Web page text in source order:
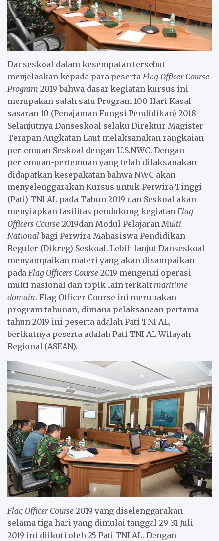
Danseskoal dalam kesempatan tersebut
menjelaskan kepada para peserta Flag Officer Course
Program 2019 bahwa dasar kegiatan kursus ini
merupakan salah satu Program 100 Hari Kasal
sasaran 10 (Penajaman Fungsi Pendidikan) 2018.
Selanjutnya Danseskoal selaku Direktur Magister
Terapan Angkatan Laut melaksanakan rangkaian
pertemuan Seskoal dengan U.S.NWC. Dengan
pertemuan-pertemuan yang telah dilaksanakan
didapatkan kesepakatan bahwa NWC akan
menyelenggarakan Kursus untuk Perwira Tinggi
(Pati) TNI AL pada Tahun 2019 dan Seskoal akan
menyiapkan fasilitas pendukung kegiatan Flag
Officers Course 2019dan Modul PelajaranMulti
Nationalbagi Perwira Mahasiswa Pendidikan
Reguler (Dikreg) Seskoal. Lebih lanjut Danseskoal
menyampaikan materi yang akan disampaikan
pada Flag Officers Course 2019 mengenai operasi
multi nasional dan topik lain terkait maritime
domain. Flag Officer Course ini merupakan
program tahunan, dimana pelaksanaan pertama
tahun 2019 ini peserta adalah Pati TNI AL,
berikutnya peserta adalah Pati TNI AL Wilayah
Regional (ASEAN).
Flag Officer Course 2019 yang diselenggarakan
selama tiga hari yang dimulai tanggal 29-31 Juli
2019 ini diikuti oleh 25 Pati TNI AL. Dengan